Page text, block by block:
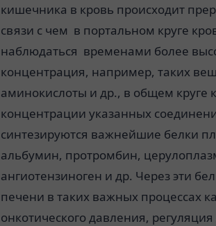
кишечника в кровь происходит
связи с чем в портальном круге
наблюдаться временами более
концентрация, например, таких
аминокислоты и др., в общем
концентрации указанных
синтезируются важнейшие белки
альбумин, протромбин,
ангиотензиноген и др. Через эти
печени в таких важных процессах
онкотического давления,